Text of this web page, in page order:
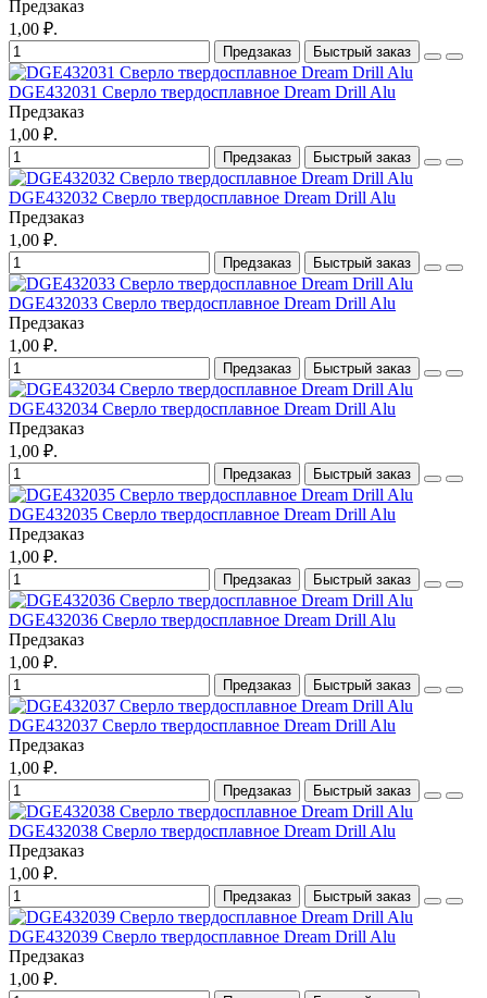
Предзаказ
1,00 ₽.
Предзаказ Быстрый заказ
DGE432031 Сверло твердосплавное Dream Drill Alu
Предзаказ
1,00 ₽.
Предзаказ Быстрый заказ
DGE432032 Сверло твердосплавное Dream Drill Alu
Предзаказ
1,00 ₽.
Предзаказ Быстрый заказ
DGE432033 Сверло твердосплавное Dream Drill Alu
Предзаказ
1,00 ₽.
Предзаказ Быстрый заказ
DGE432034 Сверло твердосплавное Dream Drill Alu
Предзаказ
1,00 ₽.
Предзаказ Быстрый заказ
DGE432035 Сверло твердосплавное Dream Drill Alu
Предзаказ
1,00 ₽.
Предзаказ Быстрый заказ
DGE432036 Сверло твердосплавное Dream Drill Alu
Предзаказ
1,00 ₽.
Предзаказ Быстрый заказ
DGE432037 Сверло твердосплавное Dream Drill Alu
Предзаказ
1,00 ₽.
Предзаказ Быстрый заказ
DGE432038 Сверло твердосплавное Dream Drill Alu
Предзаказ
1,00 ₽.
Предзаказ Быстрый заказ
DGE432039 Сверло твердосплавное Dream Drill Alu
Предзаказ
1,00 ₽.